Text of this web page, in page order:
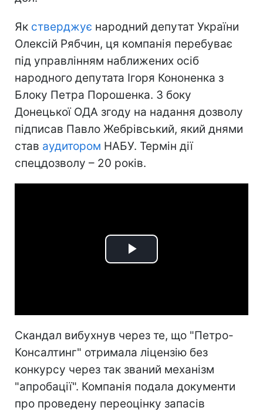
Як стверджує народний депутат України
Олексій Рябчин, ця компанія перебуває
під управлінням наближених осіб
народного депутата Ігоря Кононенка з
Блоку Петра Порошенка. З боку
Донецької ОДА згоду на надання дозволу
підписав Павло Жебрівський, який днями
став аудитором НАБУ. Термін дії
спецдозволу – 20 років.
Play
Скандал вибухнув через те, що "Петро-
Консалтинг" отримала ліцензію без
конкурсу через так званий механізм
"апробації". Компанія подала документи
про проведену переоцінку запасів